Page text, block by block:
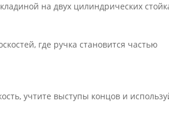
на двух цилиндрических
где ручка становится частью
учтите выступы концов и